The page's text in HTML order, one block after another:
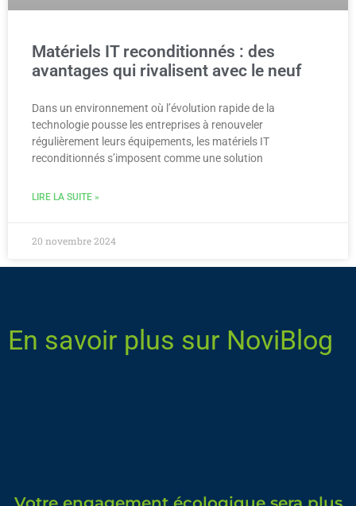
Matériels IT reconditionnés : des
avantages qui rivalisent avec le neuf
Dans un environnement où l’évolution rapide de la
technologie pousse les entreprises à renouveler
régulièrement leurs équipements, les matériels IT
reconditionnés s’imposent comme une solution
LIRE LA SUITE »
20 novembre 2024
En savoir plus sur NoviBlog